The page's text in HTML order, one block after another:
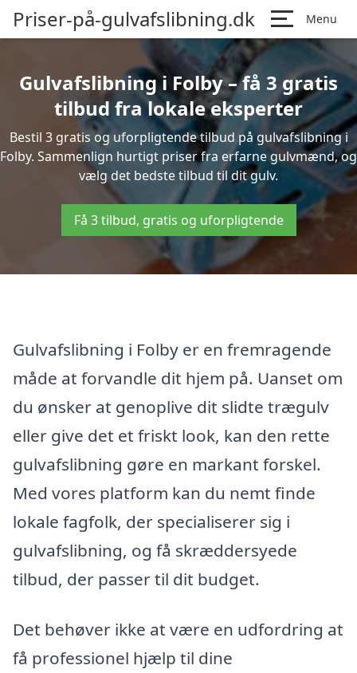
Priser-på-gulvafslibning.dk Menu
Gulvafslibning i Folby – få 3 gratis
tilbud fra lokale eksperter
Bestil 3 gratis og uforpligtende tilbud på gulvafslibning i
Folby. Sammenlign hurtigt priser fra erfarne gulvmænd, og
vælg det bedste tilbud til dit gulv.
Få 3 tilbud, gratis og uforpligtende
Gulvafslibning i Folby er en fremragende
måde at forvandle dit hjem på. Uanset om
du ønsker at genoplive dit slidte trægulv
eller give det et friskt look, kan den rette
gulvafslibning gøre en markant forskel.
Med vores platform kan du nemt finde
lokale fagfolk, der specialiserer sig i
gulvafslibning, og få skræddersyede
tilbud, der passer til dit budget.
Det behøver ikke at være en udfordring at
få professionel hjælp til dine